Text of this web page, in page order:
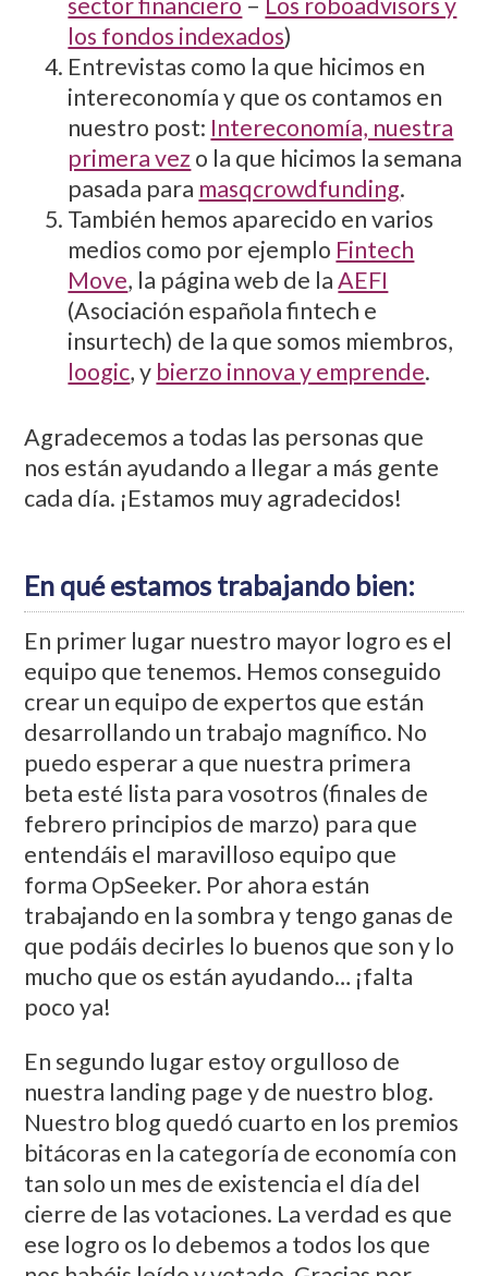
los fondos indexados)
Entrevistas como la que hicimos en
intereconomía y que os contamos en
nuestro post: Intereconomía, nuestra
primera vez o la que hicimos la semana
pasada para masqcrowdfunding.
También hemos aparecido en varios
medios como por ejemplo Fintech
Move, la página web de laAEFI
(Asociación española fintech e
insurtech) de la que somos miembros,
loogic, y bierzo innova y emprende.
Agradecemos a todas las personas que
nos están ayudando a llegar a más gente
cada día. ¡Estamos muy agradecidos!
En qué estamos trabajando bien:
En primer lugar nuestro mayor logro es el
equipo que tenemos. Hemos conseguido
crear un equipo de expertos que están
desarrollando un trabajo magnífico. No
puedo esperar a que nuestra primera
beta esté lista para vosotros (finales de
febrero principios de marzo) para que
entendáis el maravilloso equipo que
forma OpSeeker. Por ahora están
trabajando en la sombra y tengo ganas de
que podáis decirles lo buenos que son y lo
mucho que os están ayudando… ¡falta
poco ya!
En segundo lugar estoy orgulloso de
nuestra landing page y de nuestro blog.
Nuestro blog quedó cuarto en los premios
bitácoras en la categoría de economía con
tan solo un mes de existencia el día del
cierre de las votaciones. La verdad es que
ese logro os lo debemos a todos los que